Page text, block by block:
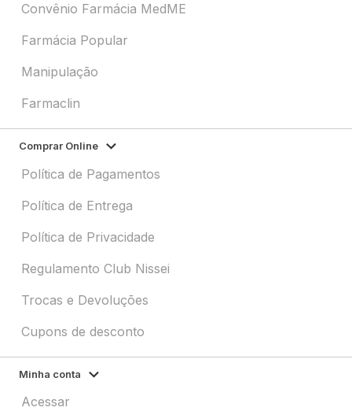
Convênio Farmácia MedME
Farmácia Popular
Manipulação
Farmaclin
Comprar Online
Política de Pagamentos
Política de Entrega
Política de Privacidade
Regulamento Club Nissei
Trocas e Devoluções
Cupons de desconto
Minha conta
Acessar